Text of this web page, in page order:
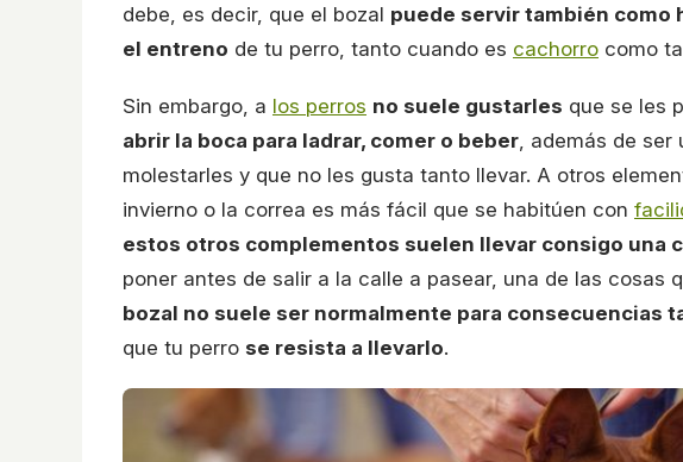
debe, es decir, que el bozal puede servir también como
el entreno de tu perro, tanto cuando es cachorro como
Sin embargo, a los perros no suele gustarles que se les
abrir la boca para ladrar, comer o beber , además de
molestarles y que no les gusta tanto llevar. A otros
invierno o la correa es más fácil que se habitúen con
estos otros complementos suelen llevar consigo una
poner antes de salir a la calle a pasear, una de las cosas
bozal no suele ser normalmente para consecuencias
que tu perro se resista a llevarlo.